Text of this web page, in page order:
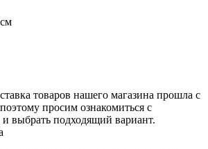
товаров нашего магазина прошла с
просим ознакомиться с
выбрать подходящий вариант.